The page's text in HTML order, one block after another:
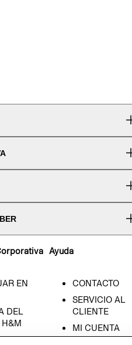
EN
DEL
H&M
Ayuda
CONTACTO
SERVICIO AL
CLIENTE
MI CUENTA